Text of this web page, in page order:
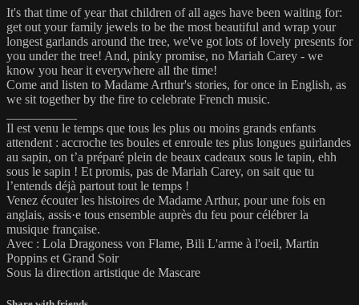
It's that time of year that children of all ages have been waiting for:
get out your family jewels to be the most beautiful and wrap your
longest garlands around the tree, we've got lots of lovely presents for
you under the tree! And, pinky promise, no Mariah Carey - we
know you hear it everywhere all the time!
Come and listen to Madame Arthur's stories, for once in English, as
we sit together by the fire to celebrate French music.
Il est venu le temps que tous les plus ou moins grands enfants
attendent : accroche tes boules et enroule tes plus longues guirlandes
au sapin, on t’a préparé plein de beaux cadeaux sous le tapin, ehh
sous le sapin ! Et promis, pas de Mariah Carey, on sait que tu
l’entends déjà partout tout le temps !
Venez écouter les histoires de Madame Arthur, pour une fois en
anglais, assis·e tous ensemble auprès du feu pour célébrer la
musique française.
Avec : Lola Dragoness von Flame, Bili L'arme à l'oeil, Martin
Poppins et Grand Soir
Sous la direction artistique de Mascare